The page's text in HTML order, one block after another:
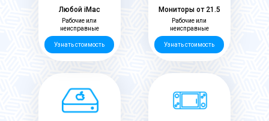
Узнать стоимость
Мониторы от 21.5
Рабочие или
неисправные
Узнать стоимость
Рабочие или
неисправные
Любой iMac